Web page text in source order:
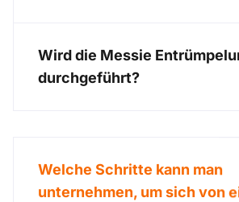
Wird die Messie
durchgeführt?
Welche Schritte kann man
unternehmen, um sich von